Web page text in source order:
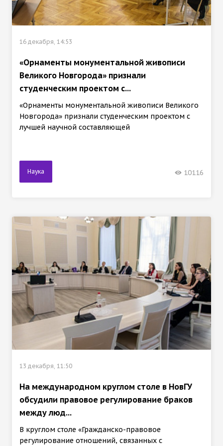
16 декабря, 14:53
«Орнаменты монументальной живописи
Великого Новгорода» признали
студенческим проектом с...
«Орнаменты монументальной живописи Великого
Новгорода» признали студенческим проектом с
лучшей научной составляющей
Наука 10116
13 декабря, 11:50
На международном круглом столе в НовГУ
обсудили правовое регулирование браков
между люд...
В круглом столе «Гражданско-правовое
регулирование отношений, связанных с